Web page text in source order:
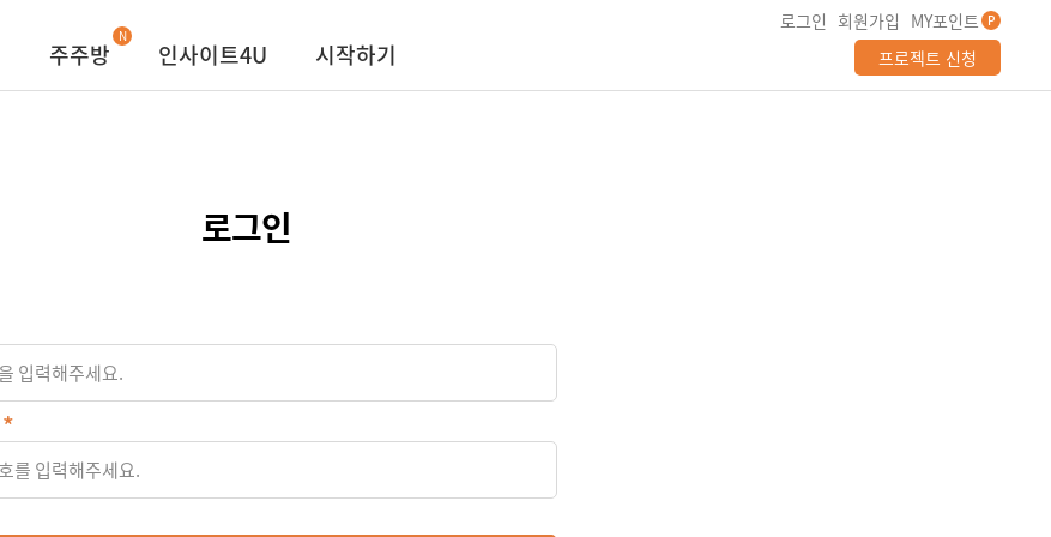
로그인 회원가입 MY포인트 P
N
주주방 인사이트4U 시작하기 프로젝트 신청
로그인